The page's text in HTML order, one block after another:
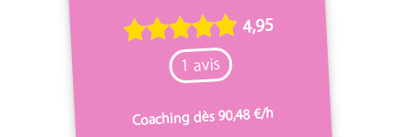
4,95
1 avis
Coaching dès 90,48 €/h